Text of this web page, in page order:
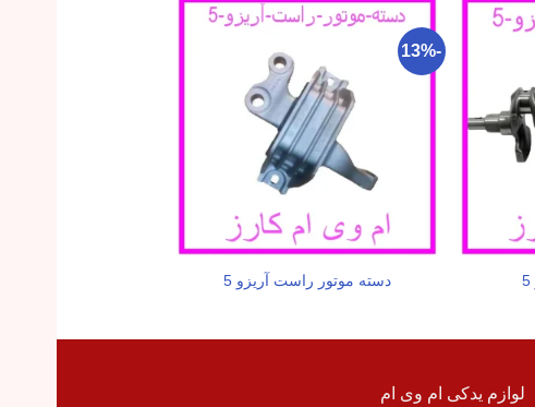
-13%
دسته موتور راست آریزو 5
لوازم یدکی ام وی ام